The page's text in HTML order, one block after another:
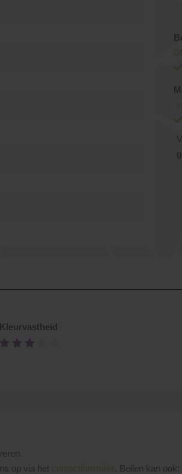
Kleurvastheid
op via het contactformulier . Bellen kan